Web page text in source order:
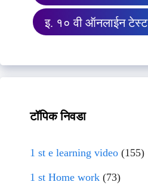
इ. १० वी ऑनलाईन टेस्ट
टॉपिक निवडा
1 st e learning video (155)
1 st Home work (73)